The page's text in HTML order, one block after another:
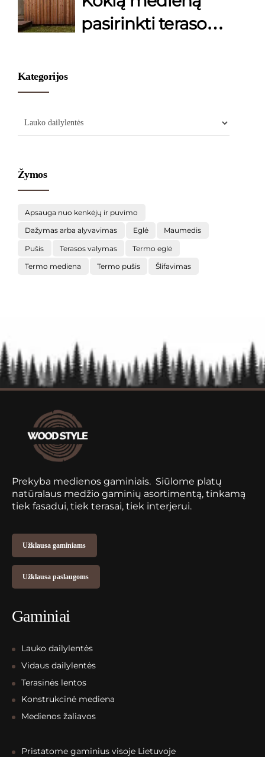
pasirinkti terasos
Kategorijos
Žymos
Apsauga nuo kenkėjų ir puvimo
Dažymas arba alyvavimas Eglė Maumedis
Pušis Terasos valymas Termo eglė
Termo mediena Termo pušis Šlifavimas
Prekyba medienos gaminiais. Siūlome platų
natūralaus medžio gaminių asortimentą, tinkamą
tiek fasadui, tiek terasai, tiek interjerui.
Užklausa gaminiams
Užklausa paslaugoms
Gaminiai
Lauko dailylentės
Vidaus dailylentės
Terasinės lentos
Konstrukcinė mediena
Medienos žaliavos
Pristatome gaminius visoje Lietuvoje